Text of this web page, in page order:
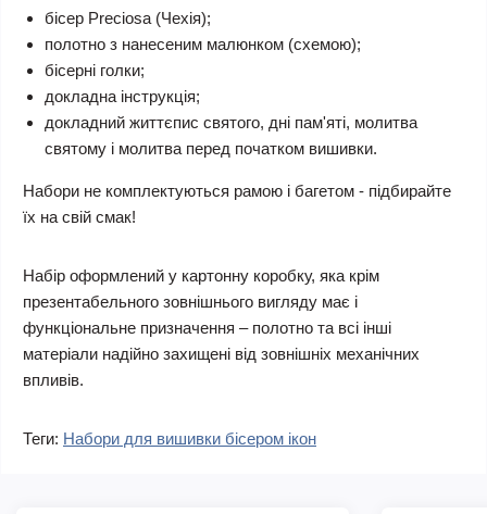
бісер Preciosa (Чехія);
полотно з нанесеним малюнком (схемою);
бісерні голки;
докладна інструкція;
докладний життєпис святого, дні пам'яті, молитва
святому і молитва перед початком вишивки.
Набори не комплектуються рамою і багетом - підбирайте
їх на свій смак!
Набір оформлений у картонну коробку, яка крім
презентабельного зовнішнього вигляду має і
функціональне призначення – полотно та всі інші
матеріали надійно захищені від зовнішніх механічних
впливів.
Теги: Набори для вишивки бісером ікон